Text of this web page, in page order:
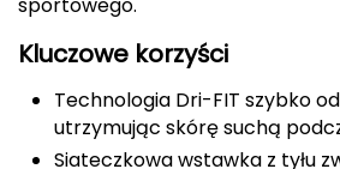
Ciele Athletics
Kluczowe korzyści
Technologia Dri-FIT szybko
utrzymując skórę suchą
Siateczkowa wstawka z tyłu